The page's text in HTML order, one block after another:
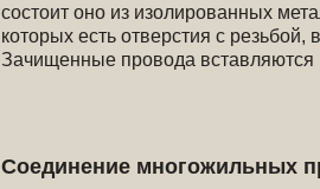
состоит оно из изолированных
которых есть отверстия с
Зачищенные провода вставляются
Соединение многожильных